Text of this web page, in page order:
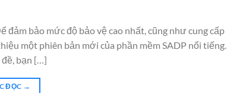
đảm bảo mức độ bảo vệ cao nhất, cũng như cung cấp
một phiên bản mới của phần mềm SADP nổi tiếng.
bạn […]
ĐỌC →